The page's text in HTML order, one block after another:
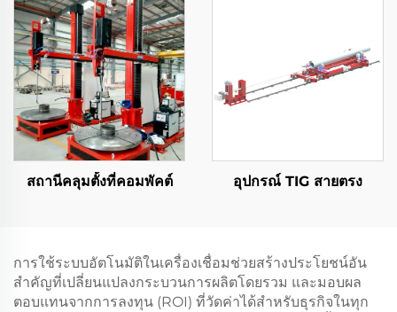
สถานีคลุมตั้งที่คอมพัคต์ อุปกรณ์ TIG สายตรง
การใช้ระบบอัตโนมัติในเครื่องเชื่อมช่วยสร้างประโยชน์อัน
สำคัญที่เปลี่ยนแปลงกระบวนการผลิตโดยรวม และมอบผล
ตอบแทนจากการลงทุน (ROI) ที่วัดค่าได้สำหรับธุรกิจในทุก